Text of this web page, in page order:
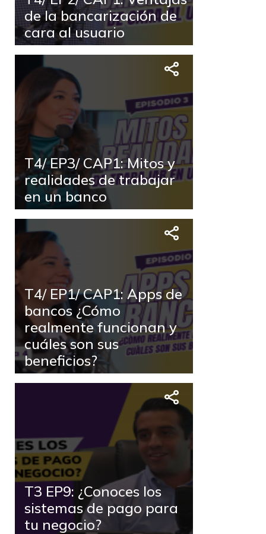
de la bancarización de
cara al usuario
T4/ EP3/ CAP1: Mitos y
realidades de trabajar
en un banco
T4/ EP1/ CAP1: Apps de
bancos ¿Cómo
realmente funcionan y
cuáles son sus
beneficios?
T3 EP9: ¿Conoces los
sistemas de pago para
tu negocio?